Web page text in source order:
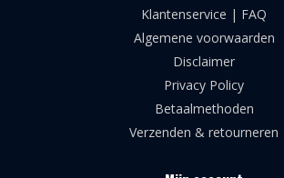
Klantenservice | FAQ
Algemene voorwaarden
Disclaimer
Privacy Policy
Betaalmethoden
Verzenden & retourneren